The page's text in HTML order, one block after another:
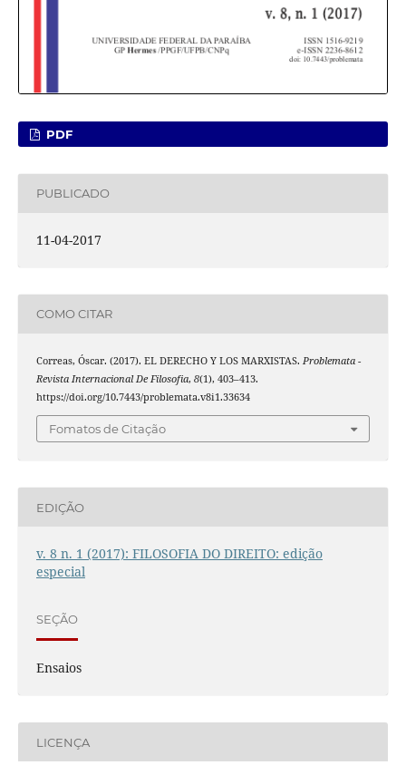
PDF
PUBLICADO
11-04-2017
COMO CITAR
Correas, Óscar. (2017). EL DERECHO Y LOS MARXISTAS. Problemata -
Revista Internacional De Filosofia, 8(1), 403–413.
https://doi.org/10.7443/problemata.v8i1.33634
Fomatos de Citação
EDIÇÃO
v. 8 n. 1 (2017): FILOSOFIA DO DIREITO: edição
especial
SEÇÃO
Ensaios
LICENÇA